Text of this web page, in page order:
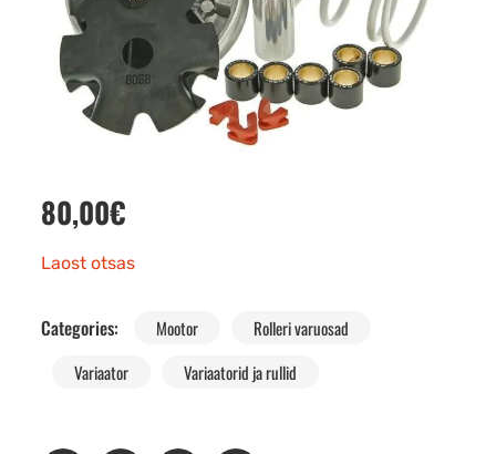
80,00€
Laost otsas
Categories: Mootor
Rolleri varuosad
Variaator
Variaatorid ja rullid